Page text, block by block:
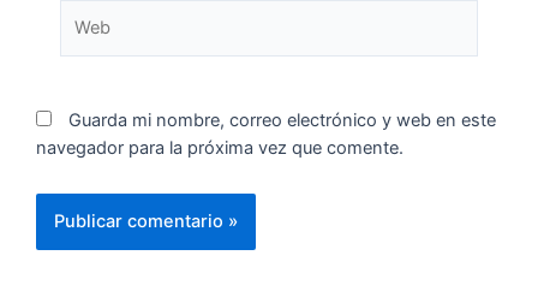
Guarda mi nombre, correo electrónico y web en este
navegador para la próxima vez que comente.